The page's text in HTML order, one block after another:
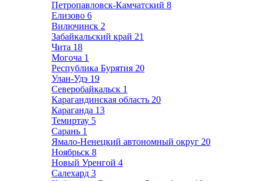
Петропавловск-Камчатский 8
Елизово 6
Вилючинск 2
Забайкальский край 21
Чита 18
Могоча 1
Республика Бурятия 20
Улан-Удэ 19
Северобайкальск 1
Карагандинская область 20
Караганда 13
Темиртау 5
Сарань 1
Ямало-Ненецкий автономный округ 20
Ноябрьск 8
Новый Уренгой 4
Салехард 3